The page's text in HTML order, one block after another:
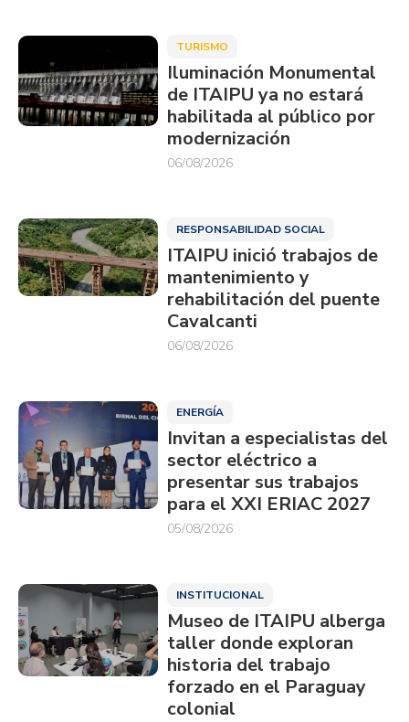
TURISMO
Iluminación Monumental
de ITAIPU ya no estará
habilitada al público por
modernización
06/08/2026
RESPONSABILIDAD SOCIAL
ITAIPU inició trabajos de
mantenimiento y
rehabilitación del puente
Cavalcanti
06/08/2026
ENERGÍA
Invitan a especialistas del
sector eléctrico a
presentar sus trabajos
para el XXI ERIAC 2027
05/08/2026
INSTITUCIONAL
Museo de ITAIPU alberga
taller donde exploran
historia del trabajo
forzado en el Paraguay
colonial